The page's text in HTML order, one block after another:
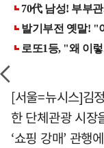
[서울=뉴시스]김
한 단체관광 시장
‘쇼핑 강매’ 관행